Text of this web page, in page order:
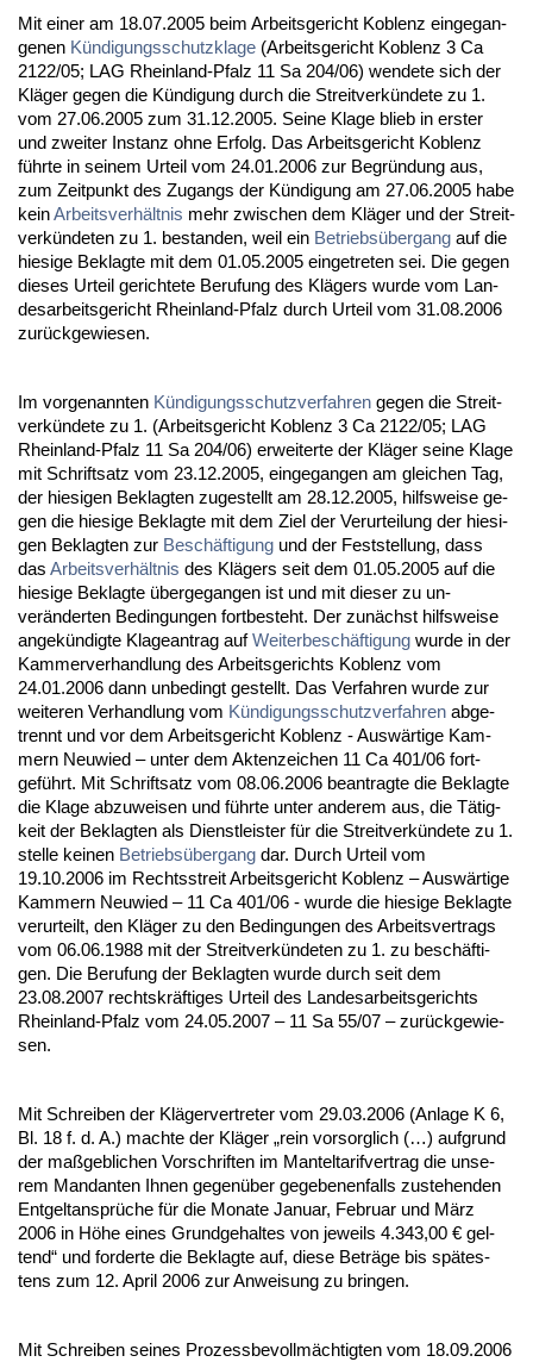
Mit ei­ner am 18.07.2005 beim Ar­beits­ge­richt Ko­blenz ein­ge­gan­
ge­nen Kündi­gungs­schutz­kla­ge (Ar­beits­ge­richt Ko­blenz 3 Ca
2122/05; LAG Rhein­land-Pfalz 11 Sa 204/06) wen­de­te sich der
Kläger ge­gen die Kündi­gung durch die Streit­verkünde­te zu 1.
vom 27.06.2005 zum 31.12.2005. Sei­ne Kla­ge blieb in ers­ter
und zwei­ter In­stanz oh­ne Er­folg. Das Ar­beits­ge­richt Ko­blenz
führ­te in sei­nem Ur­teil vom 24.01.2006 zur Be­gründung aus,
zum Zeit­punkt des Zu­gangs der Kündi­gung am 27.06.2005 ha­be
keinAr­beits­verhält­nis mehr zwi­schen dem Kläger und der Streit­
verkünde­ten zu 1. be­stan­den, weil ein Be­triebsüber­gang auf die
hie­si­ge Be­klag­te mit dem 01.05.2005 ein­ge­tre­ten sei. Die ge­gen
die­ses Ur­teil ge­rich­te­te Be­ru­fung des Klägers wur­de vom Lan­
des­ar­beits­ge­richt Rhein­land-Pfalz durch Ur­teil vom 31.08.2006
zurück­ge­wie­sen.
Im vor­ge­nann­ten Kündi­gungs­schutz­ver­fah­ren ge­gen die Streit­
verkünde­te zu 1. (Ar­beits­ge­richt Ko­blenz 3 Ca 2122/05; LAG
Rhein­land-Pfalz 11 Sa 204/06) er­wei­ter­te der Kläger sei­ne Kla­ge
mit Schrift­satz vom 23.12.2005, ein­ge­gan­gen am glei­chen Tag,
der hie­si­gen Be­klag­ten zu­ge­stellt am 28.12.2005, hilfs­wei­se ge­
gen die hie­si­ge Be­klag­te mit dem Ziel der Ver­ur­tei­lung der hie­si­
gen Be­klag­ten zur Beschäfti­gung und der Fest­stel­lung, dass
das Ar­beits­verhält­nis des Klägers seit dem 01.05.2005 auf die
hie­si­ge Be­klag­te über­ge­gan­gen ist und mit die­ser zu un­
veränder­ten Be­din­gun­gen fort­be­steht. Der zunächst hilfs­wei­se
an­gekündig­te Kla­ge­an­trag aufWei­ter­beschäfti­gung wur­de in der
Kam­mer­ver­hand­lung des Ar­beits­ge­richts Ko­blenz vom
24.01.2006 dann un­be­dingt ge­stellt. Das Ver­fah­ren wur­de zur
wei­te­ren Ver­hand­lung vom Kündi­gungs­schutz­ver­fah­ren ab­ge­
trennt und vor dem Ar­beits­ge­richt Ko­blenz - Auswärti­ge Kam­
mern Neu­wied – un­ter dem Ak­ten­zei­chen 11 Ca 401/06 fort­
geführt. Mit Schrift­satz vom 08.06.2006 be­an­trag­te die Be­klag­te
die Kla­ge ab­zu­wei­sen und führ­te un­ter an­de­rem aus, die Tätig­
keit der Be­klag­ten als Dienst­leis­ter für die Streit­verkünde­te zu 1.
stel­le kei­nen Be­triebsüber­gang dar. Durch Ur­teil vom
19.10.2006 im Rechts­streit Ar­beits­ge­richt Ko­blenz – Auswärti­ge
Kam­mern Neu­wied – 11 Ca 401/06 - wur­de die hie­si­ge Be­klag­te
ver­ur­teilt, den Kläger zu den Be­din­gun­gen des Ar­beits­ver­trags
vom 06.06.1988 mit der Streit­verkünde­ten zu 1. zu beschäfti­
gen. Die Be­ru­fung der Be­klag­ten wur­de durch seit dem
23.08.2007 rechts­kräfti­ges Ur­teil des Lan­des­ar­beits­ge­richts
Rhein­land-Pfalz vom 24.05.2007 – 11 Sa 55/07 – zurück­ge­wie­
sen.
Mit Schrei­ben der Kläger­ver­tre­ter vom 29.03.2006 (An­la­ge K 6,
Bl. 18 f. d. A.) mach­te der Kläger „rein vor­sorg­lich (…) auf­grund
der maßgeb­li­chen Vor­schrif­ten im Man­tel­ta­rif­ver­trag die un­se­
rem Man­dan­ten Ih­nen ge­genüber ge­ge­be­nen­falls zu­ste­hen­den
Ent­gelt­ansprüche für die Mo­na­te Ja­nu­ar, Fe­bru­ar und März
2006 in Höhe ei­nes Grund­ge­hal­tes von je­weils 4.343,00 € gel­
tend“ und for­der­te die Be­klag­te auf, die­se Beträge bis spätes­
tens zum 12. April 2006 zur An­wei­sung zu brin­gen.
Mit Schrei­ben sei­nes Pro­zess­be­vollmäch­tig­ten vom 18.09.2006